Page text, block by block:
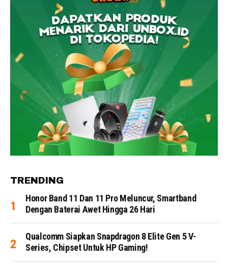
TRENDING
Honor Band 11 Dan 11 Pro Meluncur, Smartband
Dengan Baterai Awet Hingga 26 Hari
Qualcomm Siapkan Snapdragon 8 Elite Gen 5 V-
Series, Chipset Untuk HP Gaming!